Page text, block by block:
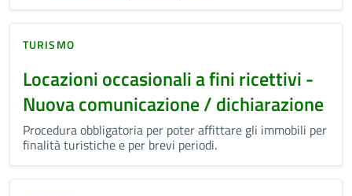
TURISMO
Locazioni occasionali a fini ricettivi -
Nuova comunicazione / dichiarazione
Procedura obbligatoria per poter affittare gli immobili per
finalità turistiche e per brevi periodi.